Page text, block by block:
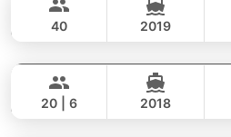
FLOEHT YACHTS 48FT
40 2019
LEOPARD 43FT
20 | 6 2018